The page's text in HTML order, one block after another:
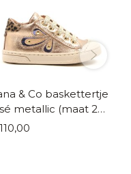
& Co baskettertje
metallic (maat 24-